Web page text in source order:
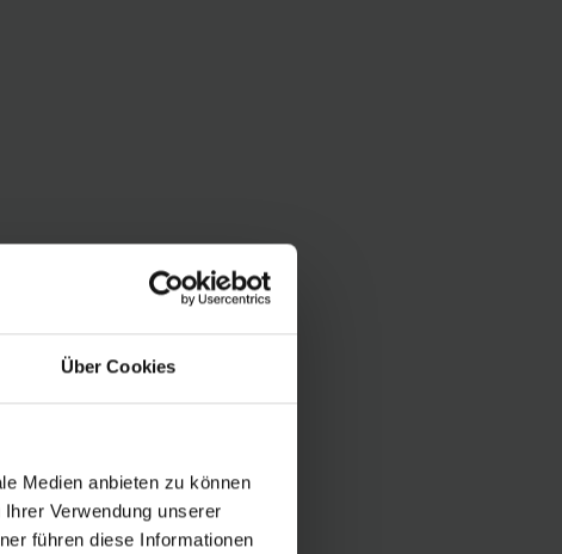
Über Cookies
Medien anbieten zu können
Verwendung unserer
führen diese Informationen